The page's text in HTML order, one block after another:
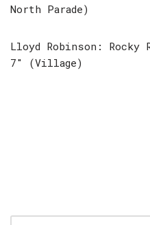
North Parade)
Lloyd Robinson: Rocky
7″ (Village)